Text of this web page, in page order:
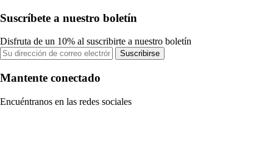
Suscríbete a nuestro boletín
Disfruta de un 10% al suscribirte a nuestro boletín
Suscribirse
Mantente conectado
Encuéntranos en las redes sociales